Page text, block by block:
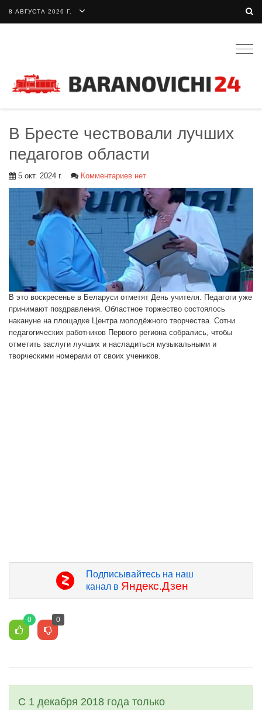
8 АВГУСТА 2026 Г.
В Бресте чествовали лучших
педагогов области
5 окт. 2024 г. Комментариев нет
В это воскресенье в Беларуси отметят День учителя. Педагоги уже
принимают поздравления. Областное торжество состоялось
накануне на площадке Центра молодёжного творчества. Сотни
педагогических работников Первого региона собрались, чтобы
отметить заслуги лучших и насладиться музыкальными и
творческими номерами от своих учеников.
Подписывайтесь на наш
канал в Яндекс.Дзен
0 0
С 1 декабря 2018 года только